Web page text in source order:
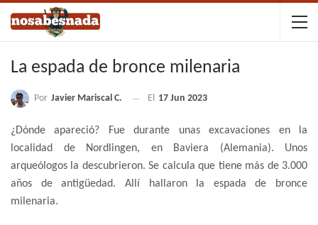
La espada de bronce milenaria
Por Javier Mariscal C. El 17 Jun 2023
¿Dónde apareció? Fue durante unas excavaciones en la
localidad de Nordlingen, en Baviera (Alemania). Unos
arqueólogos la descubrieron. Se calcula que tiene más de 3.000
años de antigüedad. Allí hallaron la espada de bronce
milenaria.